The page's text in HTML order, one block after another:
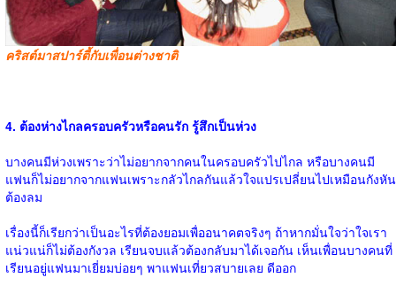
คริสต์มาสปาร์ตี้กับเพื่อนต่างชาติ
4. ต้องห่างไกลครอบครัวหรือคนรัก รู้สึกเป็นห่วง
บางคนมีห่วงเพราะว่าไม่อยากจากคนในครอบครัวไปไกล หรือบางคนมี
แฟนก็ไม่อยากจากแฟนเพราะกลัวไกลกันแล้วใจแปรเปลี่ยนไปเหมือนกังหัน
ต้องลม
เรื่องนี้ก็เรียกว่าเป็นอะไรที่ต้องยอมเพื่ออนาคตจริงๆ ถ้าหากมั่นใจว่าใจเรา
แน่วแน่ก็ไม่ต้องกังวล เรียนจบแล้วต้องกลับมาได้เจอกัน เห็นเพื่อนบางคนที่
เรียนอยู่แฟนมาเยี่ยมบ่อยๆ พาแฟนเที่ยวสบายเลย ดีออก